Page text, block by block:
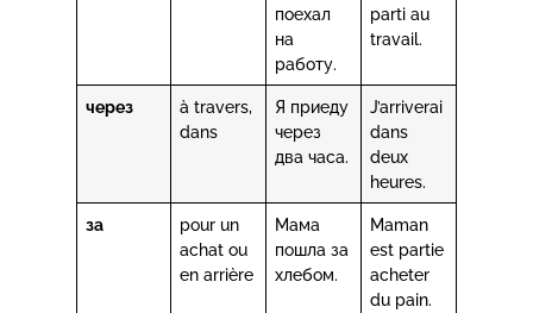
поехал
на
работу.
parti au
travail.
через
à travers,
dans
Я приеду
через
два часа.
J’arriverai
dans
deux
heures.
за
pour un
achat ou
en arrière
Мама
пошла за
хлебом.
Maman
est partie
acheter
du pain.